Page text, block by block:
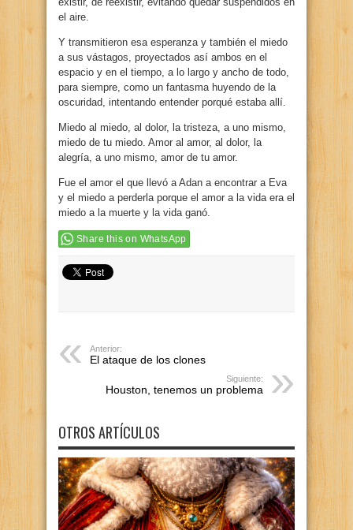
el aire.
Y transmitieron esa esperanza y también el miedo
a sus vástagos, proyectados así ambos en el
espacio y en el tiempo, a lo largo y ancho de todo,
para siempre, como un fantasma huyendo de la
oscuridad, intentando entender porqué estaba allí.
Miedo al miedo, al dolor, la tristeza, a uno mismo,
miedo de tu miedo. Amor al amor, al dolor, la
alegría, a uno mismo, amor de tu amor.
Fue el amor el que llevó a Adan a encontrar a Eva
y el miedo a perderla porque el amor a la vida era el
miedo a la muerte y la vida ganó.
Share this on WhatsApp
Anterior:
El ataque de los clones
Siguiente:
Houston, tenemos un problema
OTROS ARTÍCULOS